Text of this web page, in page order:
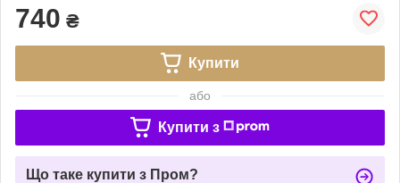
740 ₴
Купити
або
Купити з
Що таке купити з Пром?